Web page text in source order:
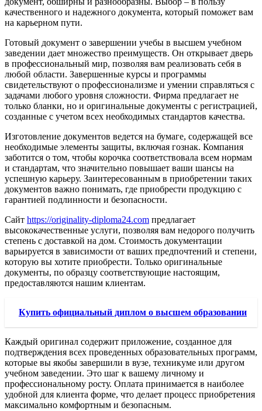
качественного и надежного документа, который поможет вам
на карьерном пути.
Готовый документ о завершении учебы в высшем учебном
заведении дает множество преимуществ. Он открывает дверь
в профессиональный мир, позволяя вам реализовать себя в
любой области. Завершенные курсы и программы
свидетельствуют о профессионализме и умении справляться с
задачами любого уровня сложности. Фирма предлагает не
только бланки, но и оригинальные документы с регистрацией,
созданные с учетом всех необходимых стандартов качества.
Изготовление документов ведется на бумаге, содержащей все
необходимые элементы защиты, включая гознак. Компания
заботится о том, чтобы корочка соответствовала всем нормам
и стандартам, что значительно повышает ваши шансы на
успешную карьеру. Заинтересованным в приобретении таких
документов важно понимать, где приобрести продукцию с
гарантией подлинности и безопасности.
Сайт https://originality-diploma24.com предлагает
высококачественные услуги, позволяя вам недорого получить
степень с доставкой на дом. Стоимость документации
варьируется в зависимости от ваших предпочтений и степени,
которую вы хотите приобрести. Только оригинальные
документы, по образцу соответствующие настоящим,
предоставляются нашим клиентам.
Купить официальный диплом о высшем образовании
Каждый оригинал содержит приложение, созданное для
подтверждения всех проведенных образовательных программ,
которые вы якобы завершили в вузе, техникуме или другом
учебном заведении. Это шаг к вашему личному и
профессиональному росту. Оплата принимается в наиболее
удобной для клиента форме, что делает процесс приобретения
максимально комфортным и безопасным.